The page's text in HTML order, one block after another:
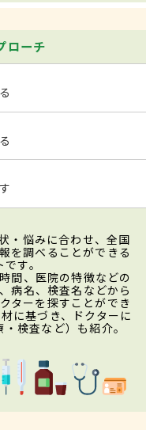
ローチ
・悩みに合わせ、全国
を調べることができる
す。
間、医院の特徴などの
病名、検査名などから
ターを探すことができ
に基づき、ドクターに
検査など）も紹介。